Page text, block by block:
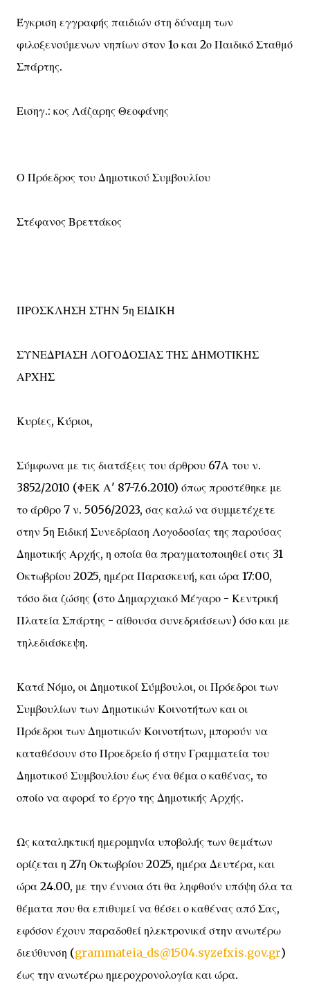
Έγκριση εγγραφής παιδιών στη δύναμη των
φιλοξενούμενων νηπίων στον 1ο και 2ο Παιδικό Σταθμό
Σπάρτης.
Εισηγ.: κος Λάζαρης Θεοφάνης
Ο Πρόεδρος του Δημοτικού Συμβουλίου
Στέφανος Βρεττάκος
ΠΡΟΣΚΛΗΣΗ ΣΤΗΝ 5η ΕΙΔΙΚΗ
ΣΥΝΕΔΡΙΑΣΗ ΛΟΓΟΔΟΣΙΑΣ ΤΗΣ ΔΗΜΟΤΙΚΗΣ
ΑΡΧΗΣ
Κυρίες, Κύριοι,
Σύμφωνα με τις διατάξεις του άρθρου 67Α του ν.
3852/2010 (ΦΕΚ Α' 87-7.6.2010) όπως προστέθηκε με
το άρθρο 7 ν. 5056/2023, σας καλώ να συμμετέχετε
στην 5η Ειδική Συνεδρίαση Λογοδοσίας της παρούσας
Δημοτικής Αρχής, η οποία θα πραγματοποιηθεί στις 31
Οκτωβρίου 2025, ημέρα Παρασκευή, και ώρα 17:00,
τόσο δια ζώσης (στο Δημαρχιακό Μέγαρο - Κεντρική
Πλατεία Σπάρτης - αίθουσα συνεδριάσεων) όσο και με
τηλεδιάσκεψη.
Κατά Νόμο, οι Δημοτικοί Σύμβουλοι, οι Πρόεδροι των
Συμβουλίων των Δημοτικών Κοινοτήτων και οι
Πρόεδροι των Δημοτικών Κοινοτήτων, μπορούν να
καταθέσουν στο Προεδρείο ή στην Γραμματεία του
Δημοτικού Συμβουλίου έως ένα θέμα ο καθένας, το
οποίο να αφορά το έργο της Δημοτικής Αρχής.
Ως καταληκτική ημερομηνία υποβολής των θεμάτων
ορίζεται η 27η Οκτωβρίου 2025, ημέρα Δευτέρα, και
ώρα 24.00, με την έννοια ότι θα ληφθούν υπόψη όλα τα
θέματα που θα επιθυμεί να θέσει ο καθένας από Σας,
εφόσον έχουν παραδοθεί ηλεκτρονικά στην ανωτέρω
διεύθυνση (grammateia_ds@1504.syzefxis.gov.gr)
έως την ανωτέρω ημεροχρονολογία και ώρα.